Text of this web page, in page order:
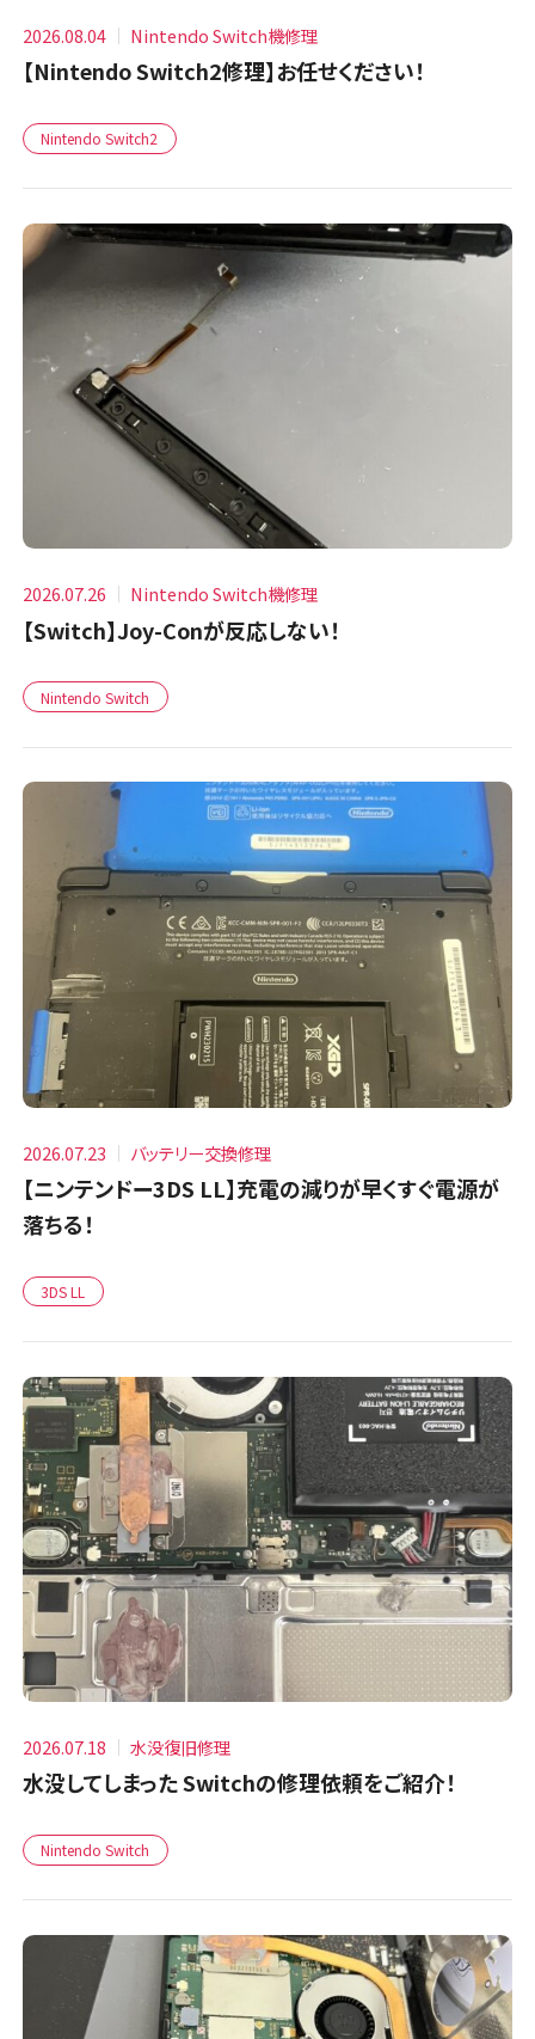
2026.08.04 Nintendo Switch機修理
【Nintendo Switch2修理】お任せください！
Nintendo Switch2
2026.07.26 Nintendo Switch機修理
【Switch】Joy-Conが反応しない！
Nintendo Switch
2026.07.23 バッテリー交換修理
【ニンテンドー3DS LL】充電の減りが早くすぐ電源が
落ちる！
3DS LL
2026.07.18 水没復旧修理
水没してしまった Switchの修理依頼をご紹介！
Nintendo Switch